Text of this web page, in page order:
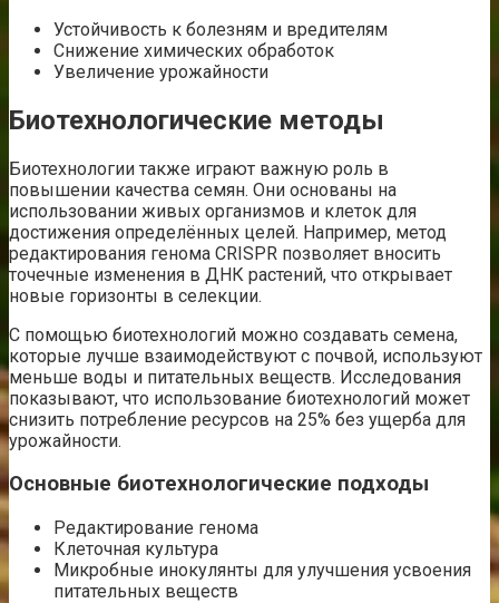
Устойчивость к болезням и вредителям
Снижение химических обработок
Увеличение урожайности
Биотехнологические методы
Биотехнологии также играют важную роль в
повышении качества семян. Они основаны на
использовании живых организмов и клеток для
достижения определённых целей. Например, метод
редактирования генома CRISPR позволяет вносить
точечные изменения в ДНК растений, что открывает
новые горизонты в селекции.
С помощью биотехнологий можно создавать семена,
которые лучше взаимодействуют с почвой, используют
меньше воды и питательных веществ. Исследования
показывают, что использование биотехнологий может
снизить потребление ресурсов на 25% без ущерба для
урожайности.
Основные биотехнологические подходы
Редактирование генома
Клеточная культура
Микробные инокулянты для улучшения усвоения
питательных веществ